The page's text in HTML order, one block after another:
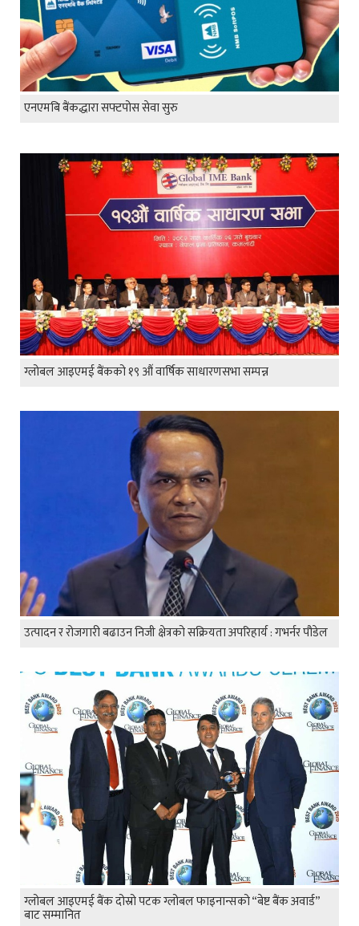
एनएमबि बैंकद्धारा सफ्टपोस सेवा सुरु
ग्लोबल आइएमई बैंकको १९ औं वार्षिक साधारणसभा सम्पन्न
उत्पादन र रोजगारी बढाउन निजी क्षेत्रको सक्रियता अपरिहार्य : गभर्नर पौडेल
ग्लोबल आइएमई बैंक दोस्रो पटक ग्लोबल फाइनान्सको “बेष्ट बैंक अवार्ड”
बाट सम्मानित